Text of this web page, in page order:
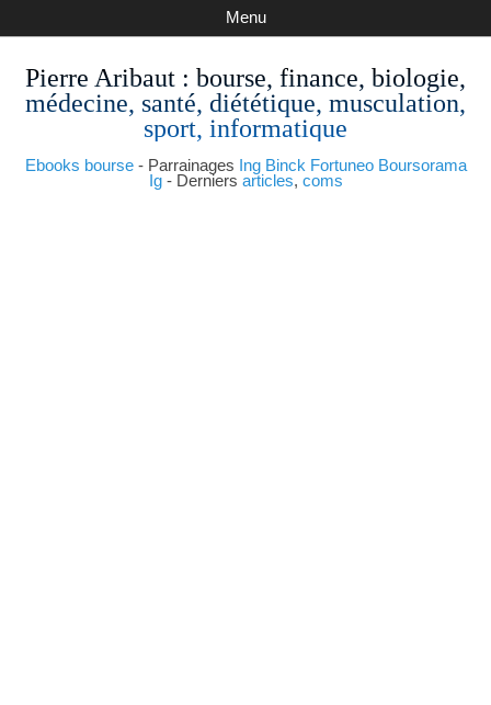
Pierre Aribaut : bourse, finance, biologie,
médecine, santé, diététique, musculation,
sport, informatique
Ebooks bourse- Parrainages Ing Binck Fortuneo Boursorama
Ig- Derniers articles, coms
Menu